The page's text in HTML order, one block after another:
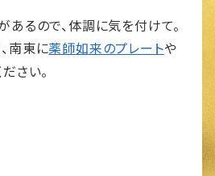
るので、体調に気を付けて。
南東に薬師如来のプレートや
さい。